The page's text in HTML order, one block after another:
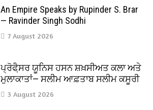
An Empire Speaks by Rupinder S. Brar
— Ravinder Singh Sodhi
7 August 2026
ਪ੍ਰੋਫੈ਼ਸਰ ਯੂਨਿਸ ਹਸਨ ਸ਼ਖ਼ਸੀਅਤ ਕਲਾ ਅਤੇ
ਮੁਲਾਕਾਤਾਂ— ਸਲੀਮ ਆਫ਼ਤਾਬ ਸਲੀਮ ਕਸੂਰੀ
3 August 2026